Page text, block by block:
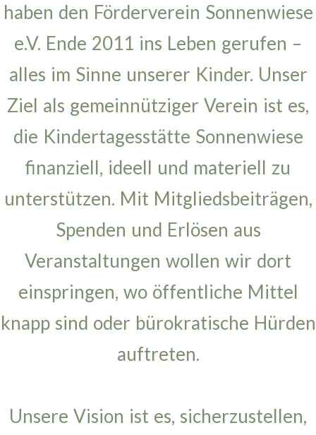
haben den Förderverein Sonnenwiese
e.V. Ende 2011 ins Leben gerufen –
alles im Sinne unserer Kinder. Unser
Ziel als gemeinnütziger Verein ist es,
die Kindertagesstätte Sonnenwiese
finanziell, ideell und materiell zu
unterstützen. Mit Mitgliedsbeiträgen,
Spenden und Erlösen aus
Veranstaltungen wollen wir dort
einspringen, wo öffentliche Mittel
knapp sind oder bürokratische Hürden
auftreten.
Unsere Vision ist es, sicherzustellen,